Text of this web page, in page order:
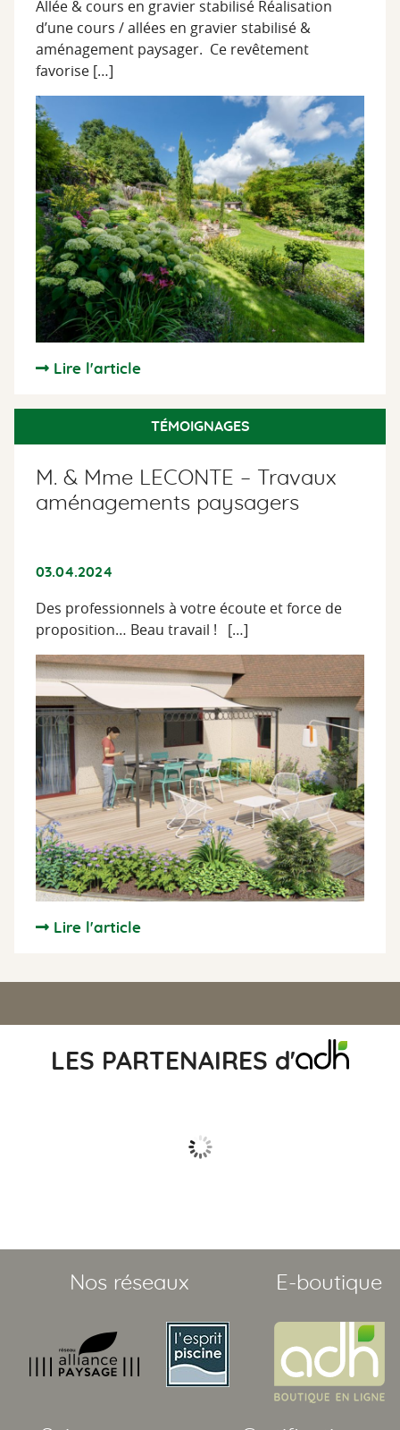
Allée & cours en gravier stabilisé Réalisation
d’une cours / allées en gravier stabilisé &
aménagement paysager. Ce revêtement
favorise […]
Lire l'article
TÉMOIGNAGES
M. & Mme LECONTE – Travaux
aménagements paysagers
03.04.2024
Des professionnels à votre écoute et force de
proposition… Beau travail ! […]
Lire l'article
LES PARTENAIRES d'
Nos réseaux E-boutique